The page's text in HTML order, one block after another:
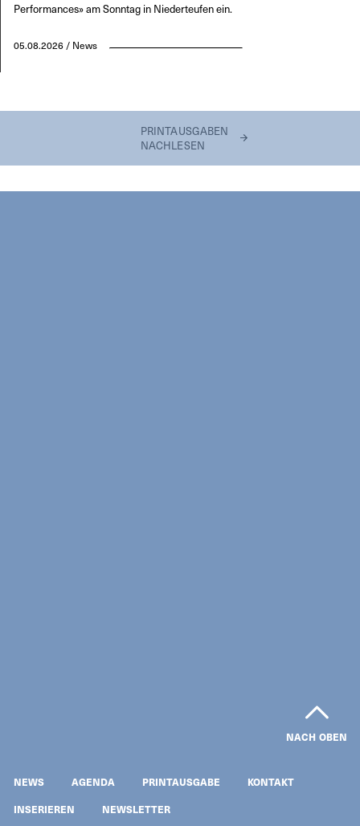
Performances» am Sonntag in Niederteufen ein.
05.08.2026 / News
PRINTAUSGABEN
NACHLESEN
NACH OBEN
NEWS AGENDA PRINTAUSGABE
KONTAKT
INSERIEREN
NEWSLETTER